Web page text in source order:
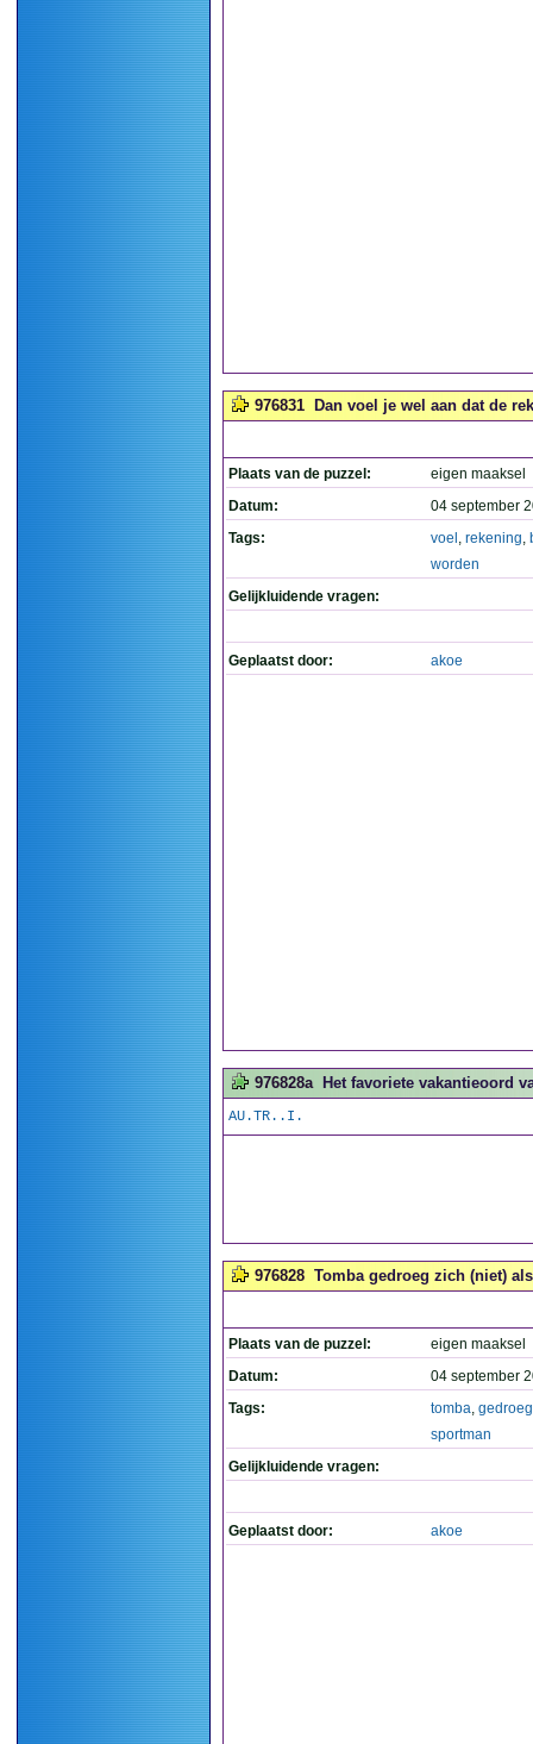
976831 Dan voel je wel aan dat de
Plaats van de puzzel:
eigen maaksel
Datum:
04 september
Tags:
voel , rekening,
worden
Gelijkluidende vragen:
Geplaatst door: akoe
976828a Het favoriete vakantieoord
AU.TR..I.
976828 Tomba gedroeg zich (niet)
Plaats van de puzzel:
eigen maaksel
Datum:
04 september
Tags:
tomba, gedroeg
sportman
Gelijkluidende vragen:
Geplaatst door: akoe